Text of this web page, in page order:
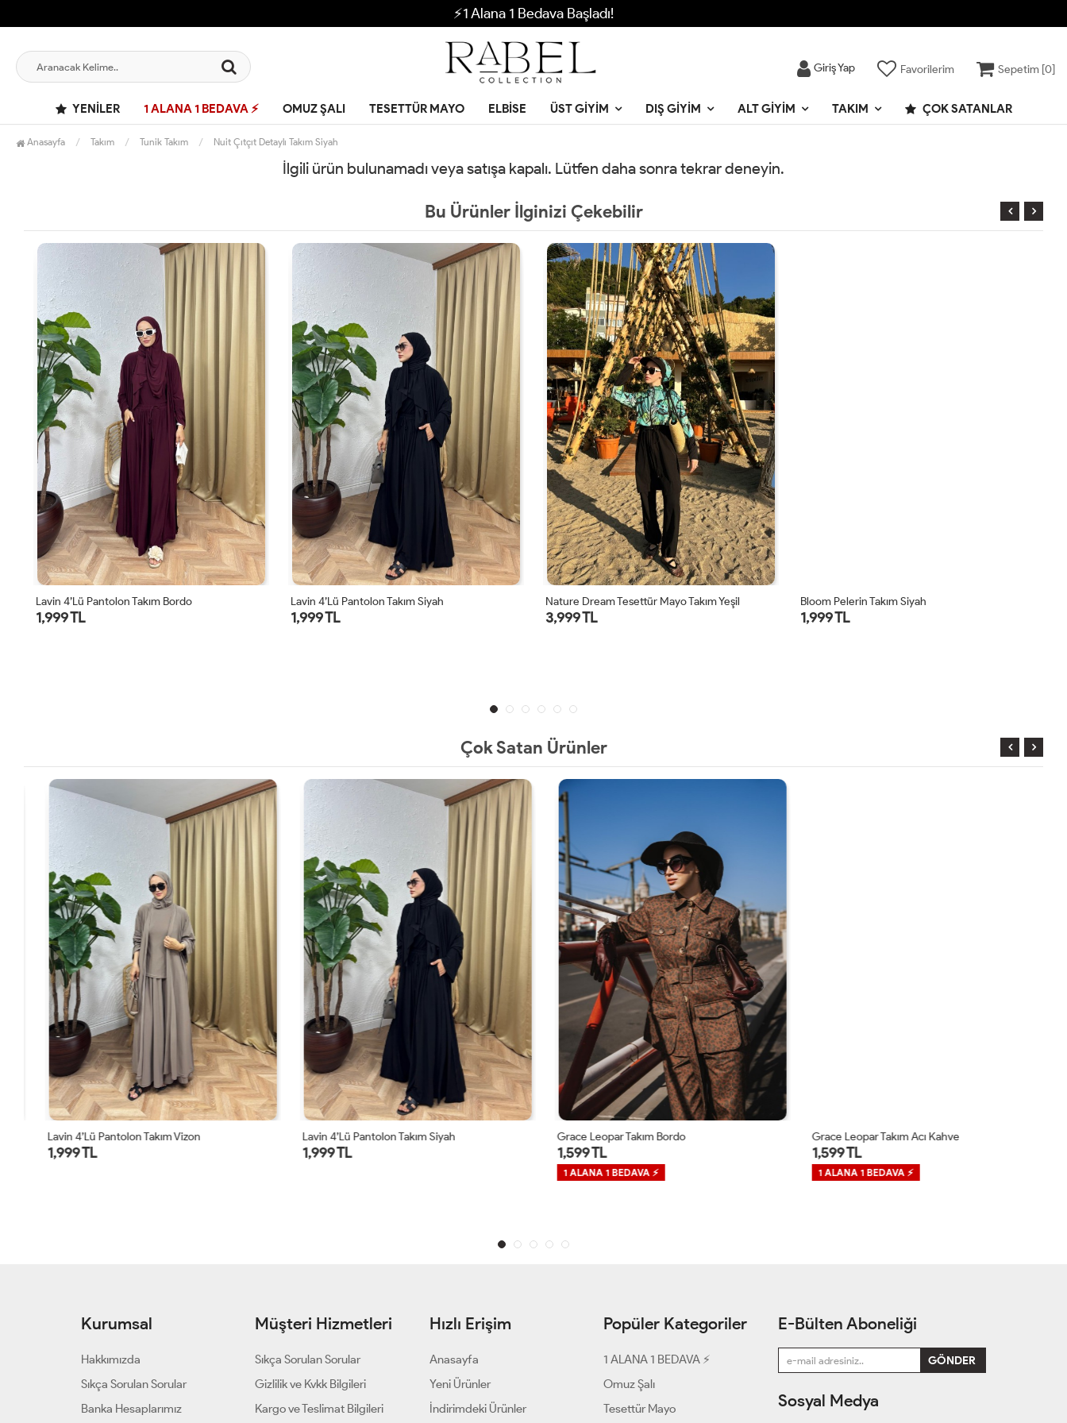
⚡1 Alana 1 Bedava Başladı!
Giriş Yap Favorilerim Sepetim [0]
YENILER 1 ALANA 1 BEDAVA ⚡ OMUZ ŞALI TESETTÜR MAYO ELBISE ÜST GIYIM DIŞ GIYIM ALT GIYIM TAKIM ÇOK SATANLAR
Anasayfa Takım Tunik Takım Nuit Çıtçıt Detaylı Takım Siyah
İlgili ürün bulunamadı veya satışa kapalı. Lütfen daha sonra tekrar deneyin.
Bu Ürünler İlginizi Çekebilir
Lavin 4’lü Pantolon Takım Bordo
1,999 TL
Lavin 4’lü Pantolon Takım Siyah
1,999 TL
Nature Dream Tesettür Mayo Takım Yeşil
3,999 TL
Bloom Pelerin Takım Siyah
1,999 TL
Çok Satan Ürünler
Lavin 4’lü Pantolon Takım Vizon
1,999 TL
Lavin 4’lü Pantolon Takım Siyah
1,999 TL
Grace Leopar Takım Bordo
1,599 TL
1 ALANA 1 BEDAVA ⚡
Grace Leopar Takım Acı Kahve
1,599 TL
1 ALANA 1 BEDAVA ⚡
Kurumsal
Hakkımızda
Sıkça Sorulan Sorular
Banka Hesaplarımız
Müşteri Hizmetleri
Sıkça Sorulan Sorular
Gizlilik ve Kvkk Bilgileri
Kargo ve Teslimat Bilgileri
Hızlı Erişim
Anasayfa
Yeni Ürünler
İndirimdeki Ürünler
Popüler Kategoriler
1 ALANA 1 BEDAVA ⚡
Omuz Şalı
Tesettür Mayo
E-Bülten Aboneliği
Sosyal Medya